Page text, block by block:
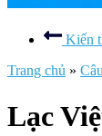
Kiến
Trang chủ »
Lạc